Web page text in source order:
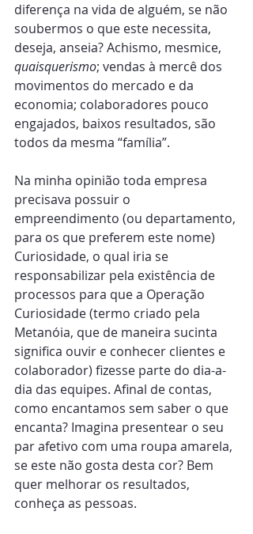
diferença na vida de alguém, se não
soubermos o que este necessita,
deseja, anseia? Achismo, mesmice,
quaisquerismo; vendas à mercê dos
movimentos do mercado e da
economia; colaboradores pouco
engajados, baixos resultados, são
todos da mesma “família”.
Na minha opinião toda empresa
precisava possuir o
empreendimento (ou departamento,
para os que preferem este nome)
Curiosidade, o qual iria se
responsabilizar pela existência de
processos para que a Operação
Curiosidade (termo criado pela
Metanóia, que de maneira sucinta
significa ouvir e conhecer clientes e
colaborador) fizesse parte do dia-a-
dia das equipes. Afinal de contas,
como encantamos sem saber o que
encanta? Imagina presentear o seu
par afetivo com uma roupa amarela,
se este não gosta desta cor? Bem
quer melhorar os resultados,
conheça as pessoas.